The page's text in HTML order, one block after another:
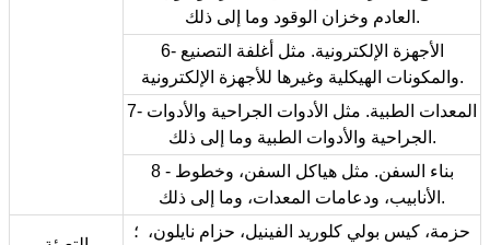
العادم وخزان الوقود وما إلى ذلك.
6- الأجهزة الإلكترونية. مثل أغلفة التصنيع
والمكونات الهيكلية وغيرها للأجهزة الإلكترونية.
7- المعدات الطبية. مثل الأدوات الجراحية والأدوات
الجراحية والأدوات الطبية وما إلى ذلك.
8 - بناء السفن. مثل هياكل السفن، وخطوط
الأنابيب، ودعامات المعدات، وما إلى ذلك.
حزمة، كيس بولي كلوريد الفينيل، حزام نايلون، ؛